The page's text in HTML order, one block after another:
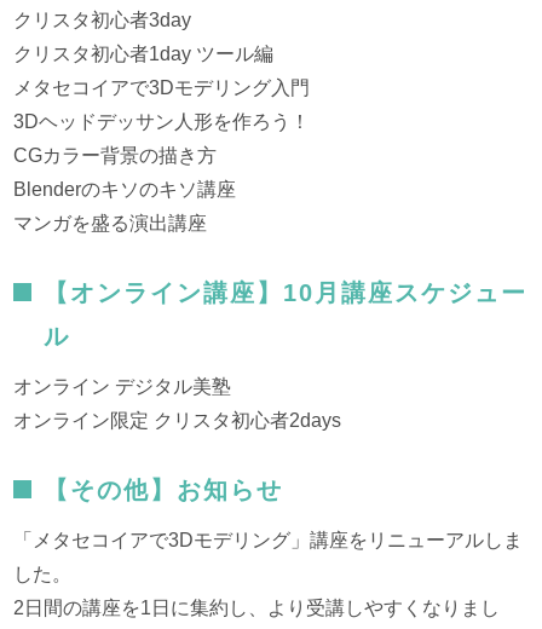
クリスタ初心者3day
クリスタ初心者1day ツール編
メタセコイアで3Dモデリング入門
3Dヘッドデッサン人形を作ろう！
CGカラー背景の描き方
Blenderのキソのキソ講座
マンガを盛る演出講座
【オンライン講座】10月講座スケジュー
ル
オンライン デジタル美塾
オンライン限定 クリスタ初心者2days
【その他】お知らせ
「メタセコイアで3Dモデリング」講座をリニューアルしま
した。
2日間の講座を1日に集約し、より受講しやすくなりまし